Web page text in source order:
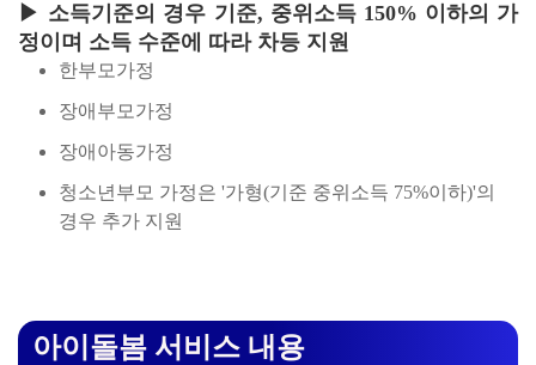
▶ 소득기준의 경우 기준, 중위소득 150% 이하의 가
정이며 소득 수준에 따라 차등 지원
한부모가정
장애부모가정
장애아동가정
청소년부모 가정은 '가형(기준 중위소득 75%이하)'의
경우 추가 지원
아이돌봄 서비스 내용